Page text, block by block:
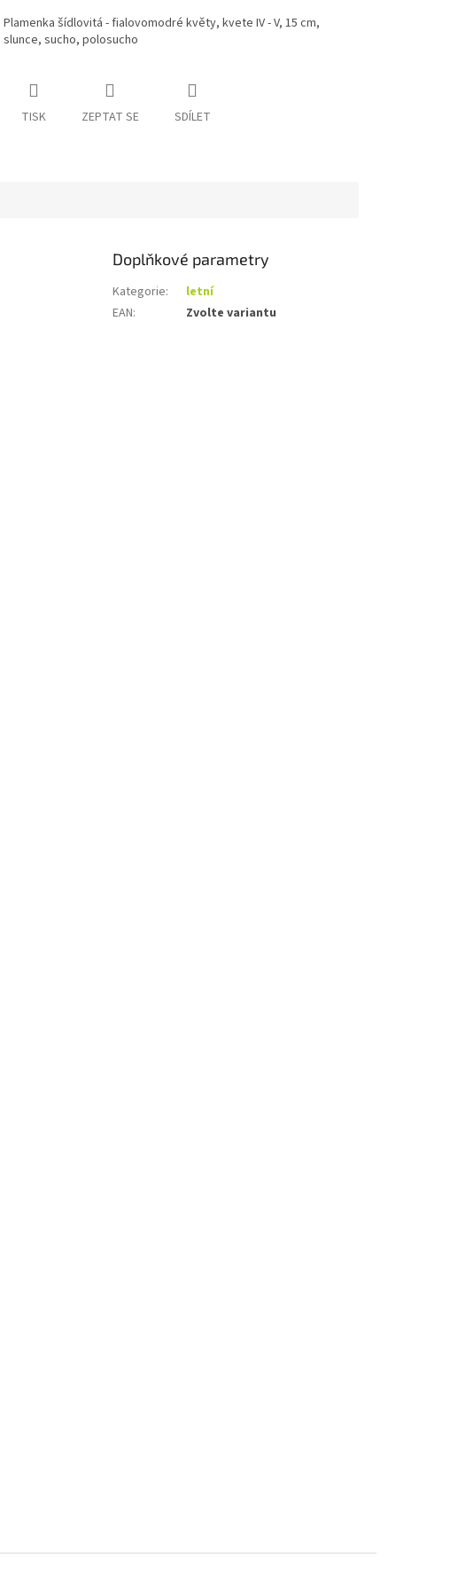
Plamenka šídlovitá - fialovomodré květy, kvete IV - V, 15 cm,
slunce, sucho, polosucho
TISK ZEPTAT SE SDÍLET
Doplňkové parametry
Kategorie:
letní
EAN: Zvolte variantu